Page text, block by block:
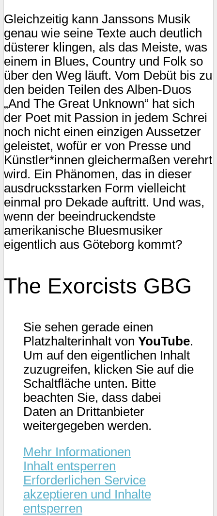
Gleichzeitig kann Janssons Musik
genau wie seine Texte auch deutlich
düsterer klingen, als das Meiste, was
einem in Blues, Country und Folk so
über den Weg läuft. Vom Debüt bis zu
den beiden Teilen des Alben-Duos
„And The Great Unknown“ hat sich
der Poet mit Passion in jedem Schrei
noch nicht einen einzigen Aussetzer
geleistet, wofür er von Presse und
Künstler*innen gleichermaßen verehrt
wird. Ein Phänomen, das in dieser
ausdrucksstarken Form vielleicht
einmal pro Dekade auftritt. Und was,
wenn der beeindruckendste
amerikanische Bluesmusiker
eigentlich aus Göteborg kommt?
The Exorcists GBG
Sie sehen gerade einen
Platzhalterinhalt von YouTube.
Um auf den eigentlichen Inhalt
zuzugreifen, klicken Sie auf die
Schaltfläche unten. Bitte
beachten Sie, dass dabei
Daten an Drittanbieter
weitergegeben werden.
Mehr Informationen
Inhalt entsperren
Erforderlichen Service
akzeptieren und Inhalte
entsperren